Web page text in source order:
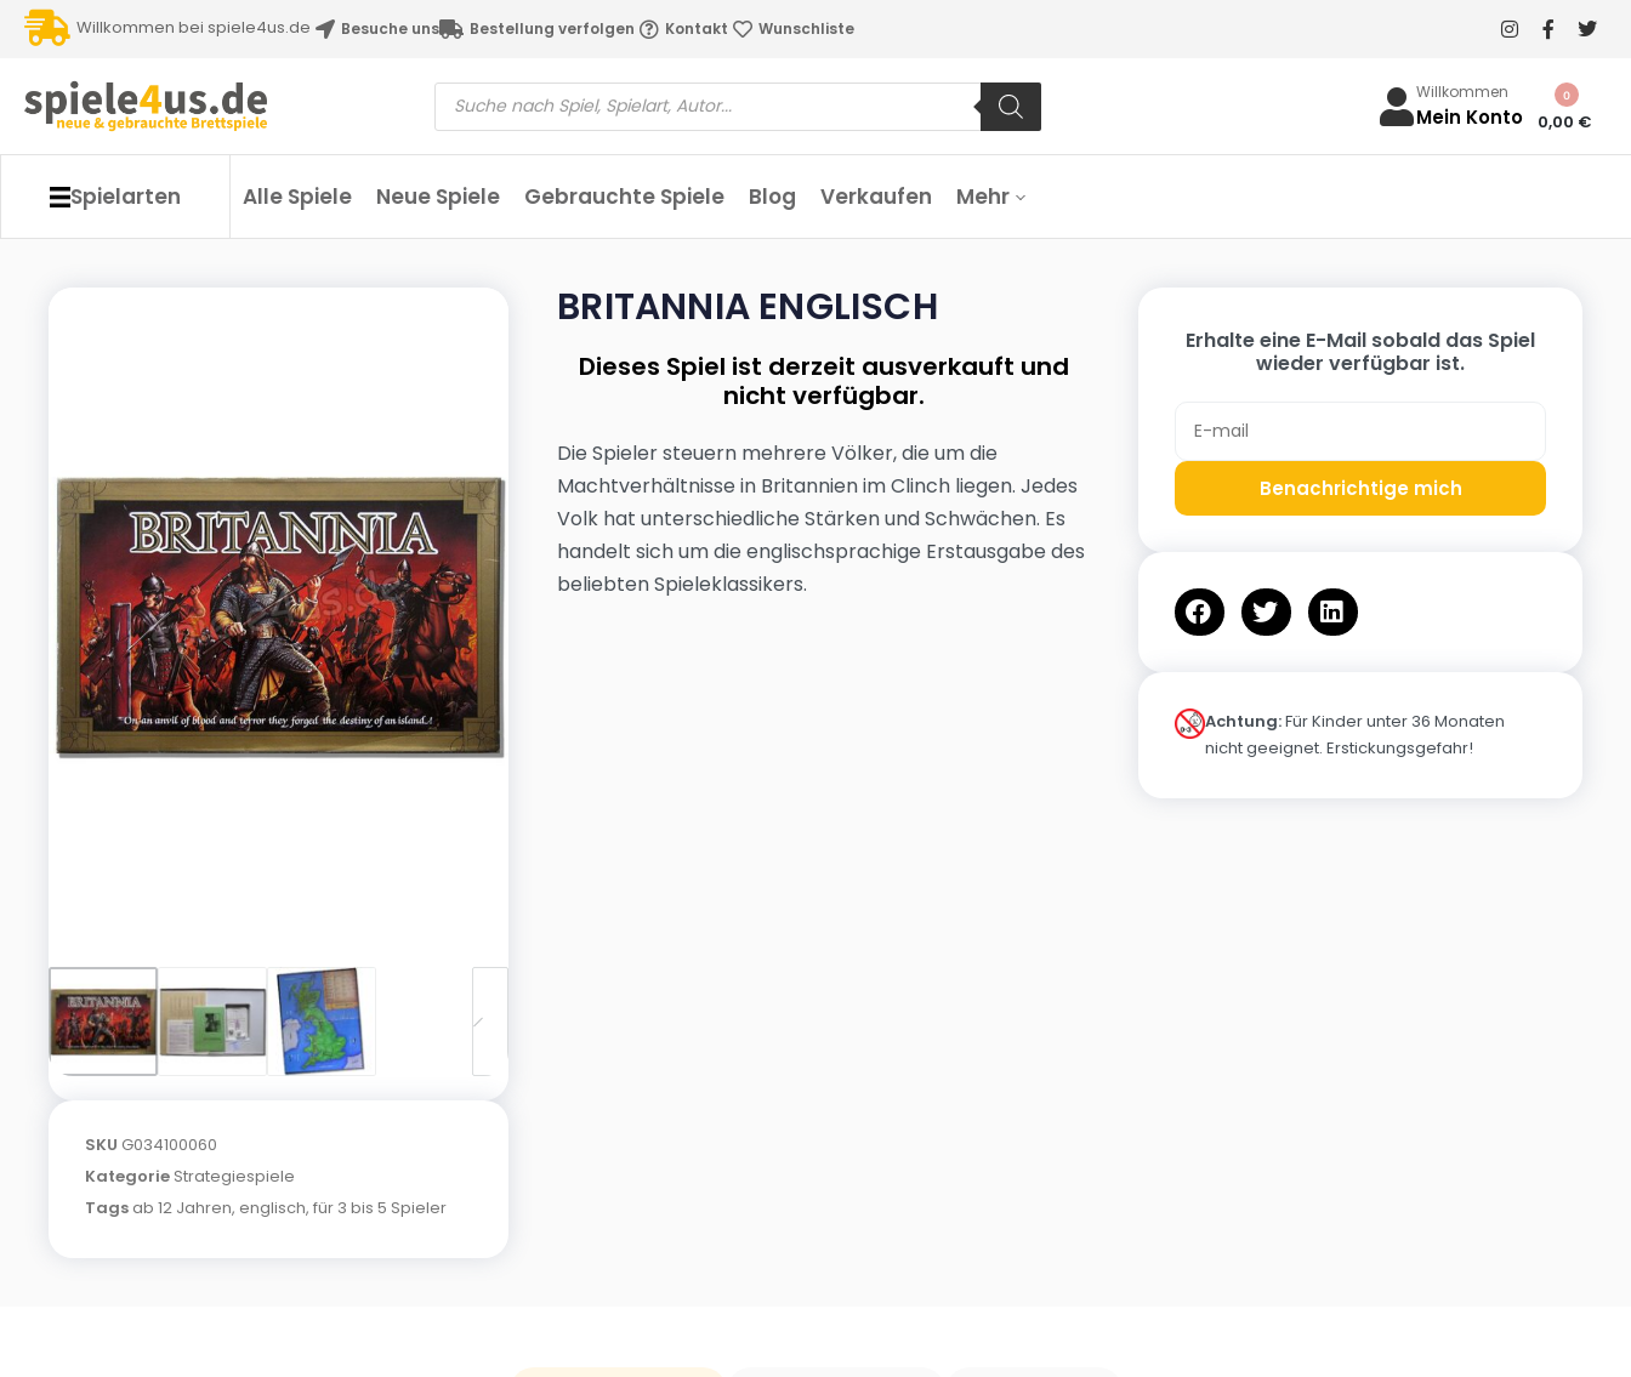
Willkommen bei spiele4us.de Besuche uns Bestellung verfolgen Kontakt Wunschliste
Willkommen
Mein Konto 0,00 €
0
Spielarten Alle Spiele Neue Spiele Gebrauchte Spiele Blog Verkaufen Mehr
SKU G034100060
Kategorie Strategiespiele
Tags ab 12 Jahren, englisch, für 3 bis 5 Spieler
BRITANNIA ENGLISCH
Dieses Spiel ist derzeit ausverkauft und
nicht verfügbar.
Die Spieler steuern mehrere Völker, die um die
Machtverhältnisse in Britannien im Clinch liegen. Jedes
Volk hat unterschiedliche Stärken und Schwächen. Es
handelt sich um die englischsprachige Erstausgabe des
beliebten Spieleklassikers.
Erhalte eine E-Mail sobald das Spiel
wieder verfügbar ist.
Benachrichtige mich
Achtung:Für Kinder unter 36 Monaten
nicht geeignet. Erstickungsgefahr!